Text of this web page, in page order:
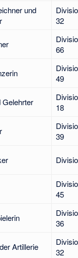
und
32
66
49
Gelehrter
18
39
45
36
Artillerie
32